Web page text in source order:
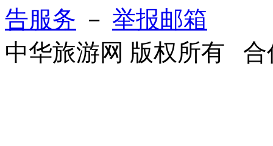
告服务 － 举报邮箱
中华旅游网 版权所有 合